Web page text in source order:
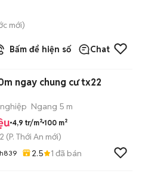
mới)
Bấm để hiện số Chat
ngay chung cư tx22
Ngang 5 m
4,9 tr/m² 100 m²
(P. Thới An mới)
2.5 1 đã bán